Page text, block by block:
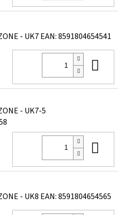
- UK7EAN:8591804654541
- UK7-5
- UK8 EAN:8591804654565